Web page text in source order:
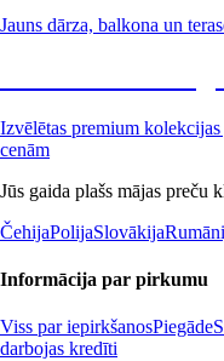
Jauns dārza, balkona un
Izvēlētas premium
cenām
Jūs gaida plašs mājas preču
ČehijaPolijaSlovākija
Informācija par pirkumu
Viss par iepirkšanosPiegāde
darbojas kredīti